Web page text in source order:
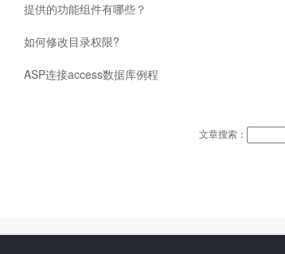
提供的功能组件有哪些？
如何修改目录权限?
ASP连接access数据库例程
文章搜索：